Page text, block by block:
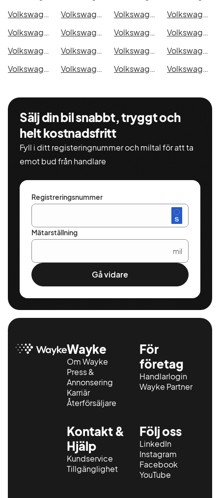
Volkswagen Arteon eHybrid Shooting Brake i Lund
Volkswagen Arteon eHybrid Shooting Brake i Mönsterås Volkswagen Arteon eHybrid Shooting Brake i Uddevalla
Volkswagen Arteon eHybrid Shooting Brake i Västervik
Volkswagen Arteon eHybrid Shooting Brake i Ystad
Volkswagen Arteon eHybrid Shooting Brake i Östersund Volkswagen Arteon eHybrid Shooting Brake i Borlänge
Volkswagen Arteon eHybrid Shooting Brake i Kiruna
Volkswagen Arteon eHybrid Shooting Brake i Nyköping
Volkswagen Arteon eHybrid Shooting Brake i Oskarshamn Volkswagen Arteon eHybrid Shooting Brake i Sigtuna
Volkswagen Arteon eHybrid Shooting Brake i Skellefteå
Volkswagen Arteon eHybrid Shooting Brake i Skövde
Volkswagen Arteon eHybrid Shooting Brake i Trollhättan Volkswagen Arteon eHybrid Shooting Brake i Alingsås Volkswagen Arteon eHybrid Shooting Brake i Båstad
Sälj din bil snabbt, tryggt och
helt kostnadsfritt
Fyll i ditt registeringnummer och miltal för att ta
emot bud från handlare
Registreringsnummer
Mätarställning
mil
Gå vidare
Wayke
Om Wayke
Press &
Annonsering
Karriär
Återförsäljare
För
företag
Handlarlogin
Wayke Partner
Kontakt &
Hjälp
Kundservice
Tillgänglighet
Följ oss
LinkedIn
Instagram
Facebook
YouTube